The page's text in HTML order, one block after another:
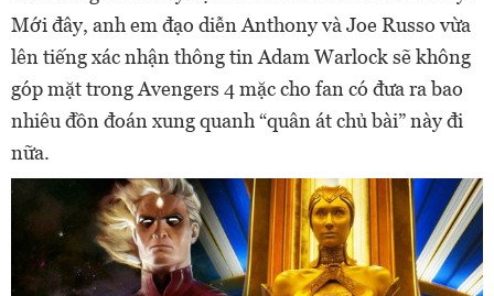
Mới đây, anh em đạo diễn Anthony và Joe Russo vừa
lên tiếng xác nhận thông tin Adam Warlock sẽ không
góp mặt trong Avengers 4 mặc cho fan có đưa ra bao
nhiêu đồn đoán xung quanh “quân át chủ bài” này đi
nữa.